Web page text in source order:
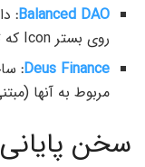
Balanced DAO
:
روی بستر Icon که توسط ICX پشتیبانی می‌شوند
Deus Finance
:
مربوط به آنها
سخن پایانی